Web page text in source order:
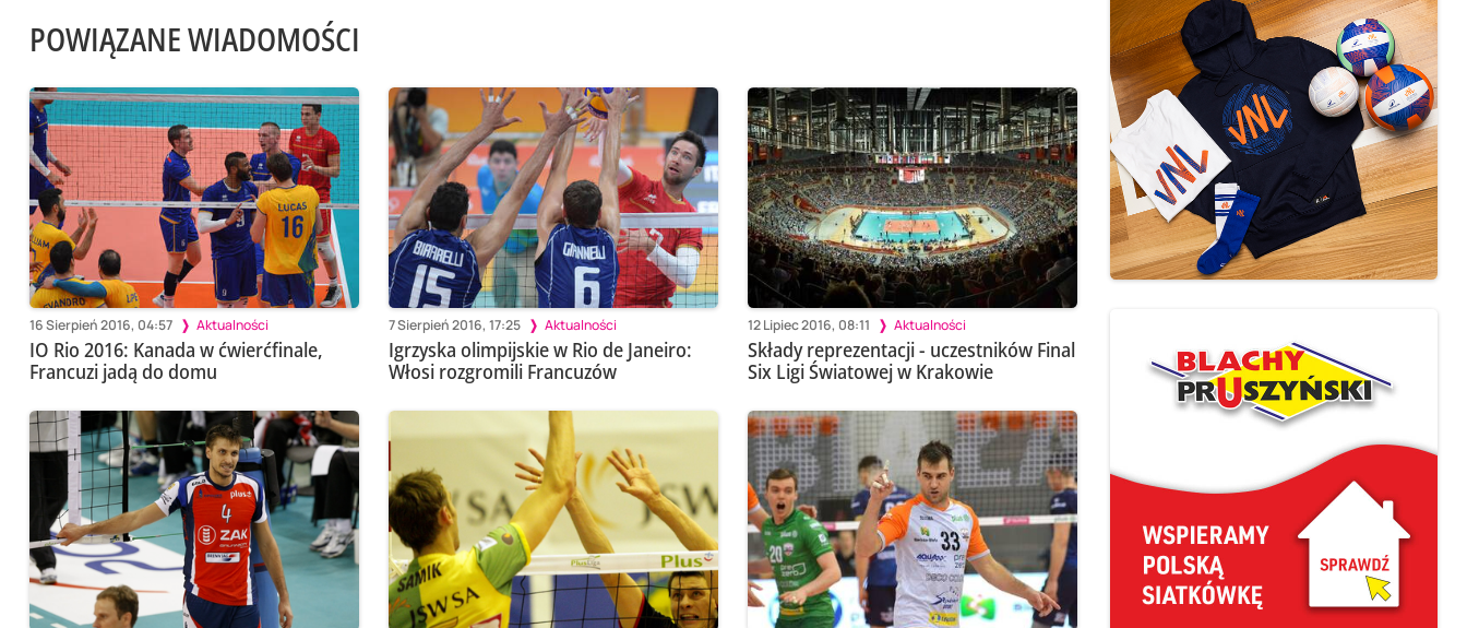
POWIĄZANE WIADOMOŚCI
16 Sierpień 2016, 04:57 Aktualności
IO Rio 2016: Kanada w ćwierćfinale,
Francuzi jadą do domu
7 Sierpień 2016, 17:25 Aktualności
Igrzyska olimpijskie w Rio de Janeiro:
Włosi rozgromili Francuzów
12 Lipiec 2016, 08:11 Aktualności
Składy reprezentacji - uczestników Final
Six Ligi Światowej w Krakowie